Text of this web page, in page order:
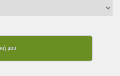
μου